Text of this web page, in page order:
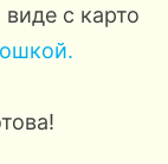
с карто